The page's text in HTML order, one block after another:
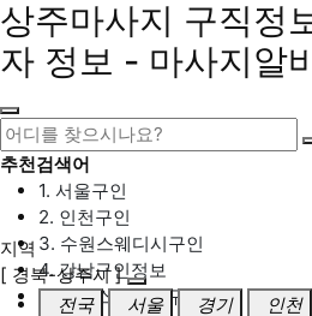
상주마사지 구직정
자 정보 - 마사지알
추천검색어
1. 서울구인
2. 인천구인
3. 수원스웨디시구인
4. 강남구인정보
5. 동탄스웨디시구인
지역
[ 경북-상주시 ]
전국
서울 경기 인천